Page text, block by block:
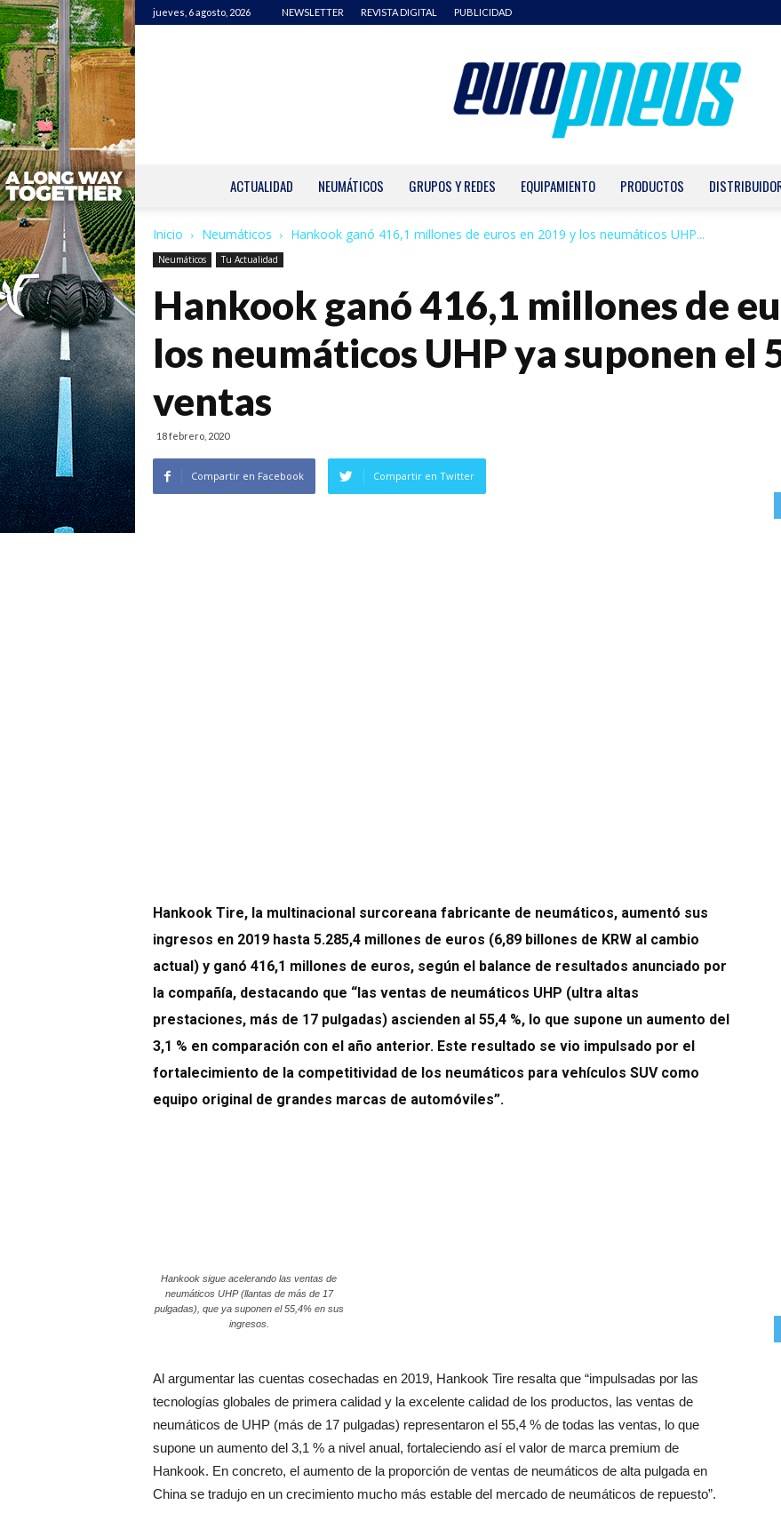
jueves, 6 agosto, 2026 NEWSLETTER REVISTA DIGITAL PUBLICIDAD
ACTUALIDAD NEUMÁTICOS GRUPOS Y REDES EQUIPAMIENTO PRODUCTOS
Inicio Neumáticos Hankook ganó 416,1 millones de euros en 2019 y los neumáticos UHP...
Neumáticos Tu Actualidad
Hankook ganó 416,1 millones de
los neumáticos UHP ya suponen el
ventas
18 febrero, 2020
Compartir en Facebook Compartir en Twitter
Hankook Tire, la multinacional surcoreana fabricante de neumáticos, aumentó sus
ingresos en 2019 hasta 5.285,4 millones de euros (6,89 billones de KRW al cambio
actual) y ganó 416,1 millones de euros, según el balance de resultados anunciado por
la compañía, destacando que “las ventas de neumáticos UHP (ultra altas
prestaciones, más de 17 pulgadas) ascienden al 55,4 %, lo que supone un aumento del
3,1 % en comparación con el año anterior. Este resultado se vio impulsado por el
fortalecimiento de la competitividad de los neumáticos para vehículos SUV como
equipo original de grandes marcas de automóviles”.
Hankook sigue acelerando las ventas de
neumáticos UHP (llantas de más de 17
pulgadas), que ya suponen el 55,4% en sus
ingresos.
Al argumentar las cuentas cosechadas en 2019, Hankook Tire resalta que “impulsadas por las
tecnologías globales de primera calidad y la excelente calidad de los productos, las ventas de
neumáticos de UHP (más de 17 pulgadas) representaron el 55,4 % de todas las ventas, lo que
supone un aumento del 3,1 % a nivel anual, fortaleciendo así el valor de marca premium de
Hankook. En concreto, el aumento de la proporción de ventas de neumáticos de alta pulgada en
China se tradujo en un crecimiento mucho más estable del mercado de neumáticos de repuesto”.